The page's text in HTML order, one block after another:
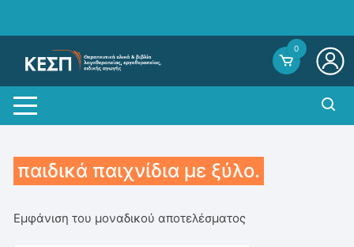
0
παιδικά παιχνίδια με ξύλο.
Εμφάνιση του μοναδικού αποτελέσματος